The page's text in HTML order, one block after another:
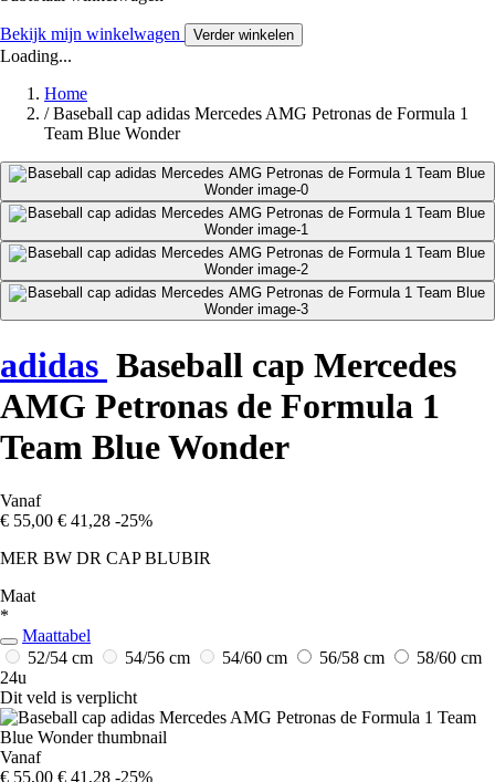
Bekijk mijn winkelwagen Verder winkelen
Loading...
Home
/ Baseball cap adidas Mercedes AMG Petronas de Formula 1
Team Blue Wonder
adidas Baseball cap Mercedes
AMG Petronas de Formula 1
Team Blue Wonder
Vanaf
€ 55,00 € 41,28 -25%
MER BW DR CAP BLUBIR
Maat
*
Maattabel
52/54 cm
54/56 cm 54/60 cm 56/58 cm
58/60 cm
24u
Dit veld is verplicht
Vanaf
€ 55,00 € 41,28 -25%